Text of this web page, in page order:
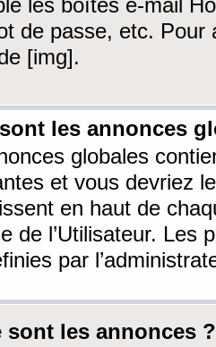
les boîtes e-mail
de passe, etc. Pour
[img].
les annonces
globales
et vous devriez
en haut de
de l’Utilisateur. Les
par
sont les annonces ?